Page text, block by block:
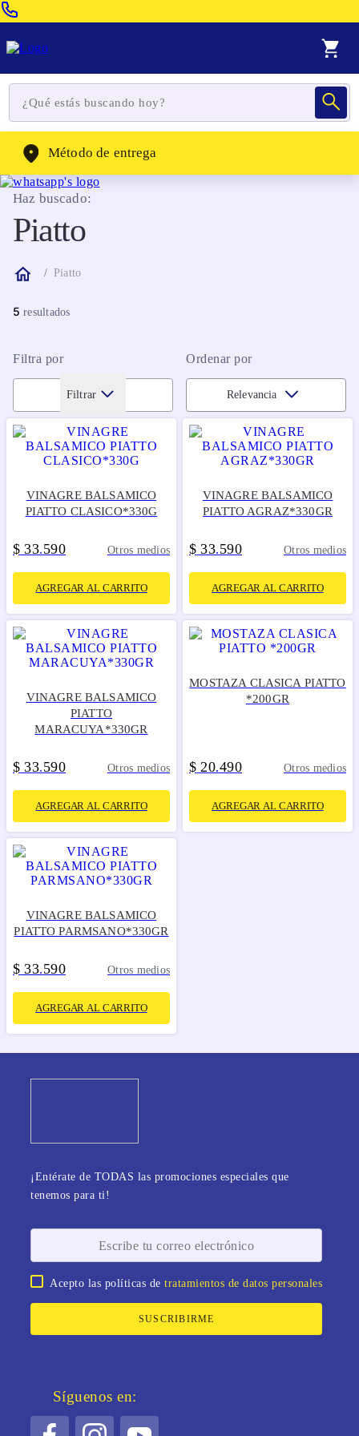
WhatsApp: (302) 262-4104
Método de entrega
Haz buscado:
Piatto
Piatto
5
Filtra por Ordenar por
Filtrar Relevancia
VINAGRE BALSAMICO
PIATTO CLASICO*330G
$ 33.590 Otros medios
AGREGAR AL CARRITO
VINAGRE BALSAMICO
PIATTO AGRAZ*330GR
$ 33.590 Otros medios
AGREGAR AL CARRITO
VINAGRE BALSAMICO
PIATTO
MARACUYA*330GR
$ 33.590 Otros medios
AGREGAR AL CARRITO
MOSTAZA CLASICA PIATTO
*200GR
$ 20.490 Otros medios
AGREGAR AL CARRITO
VINAGRE BALSAMICO
PIATTO PARMSANO*330GR
$ 33.590 Otros medios
AGREGAR AL CARRITO
¡Entérate de TODAS las promociones especiales que
tenemos para ti!
Acepto las políticas detratamientos de datos personales
SUSCRIBIRME
Síguenos en: